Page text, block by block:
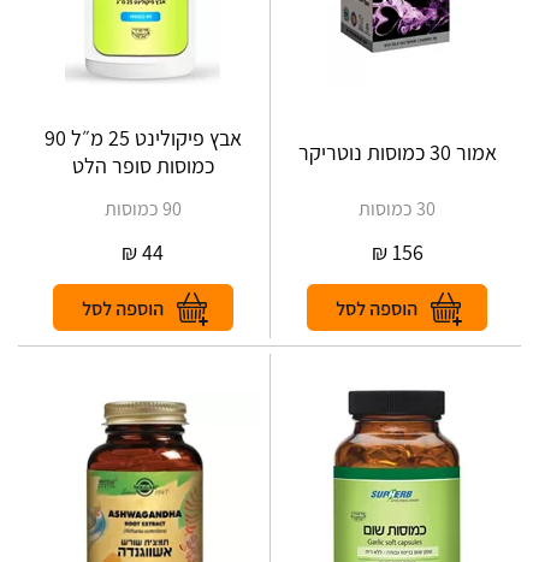
‎אמור 30 כמוסות נוטריקר
30 כמוסות
156
₪
‎אבץ פיקולינט ‎25 מ״ל 90
כמוסות ‎סופר הלט
90 כמוסות
44
₪